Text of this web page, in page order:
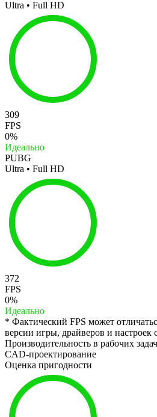
Ultra • Full HD
309
FPS
0%
Идеально
PUBG
Ultra • Full HD
372
FPS
0%
Идеально
* Фактический FPS может
версии игры, драйверов и настроек
Производительность в рабочих
CAD-проектирование
Оценка пригодности